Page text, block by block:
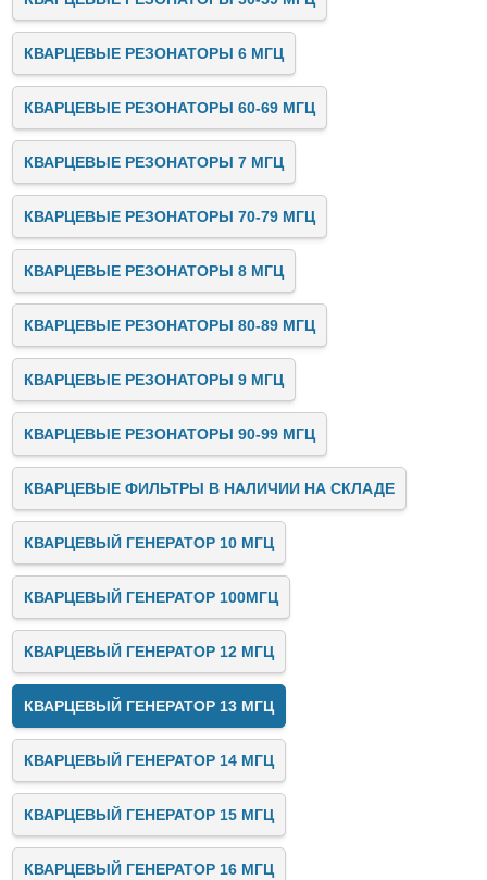
КВАРЦЕВЫЕ РЕЗОНАТОРЫ 6 МГЦ
КВАРЦЕВЫЕ РЕЗОНАТОРЫ 60-69 МГЦ
КВАРЦЕВЫЕ РЕЗОНАТОРЫ 7 МГЦ
КВАРЦЕВЫЕ РЕЗОНАТОРЫ 70-79 МГЦ
КВАРЦЕВЫЕ РЕЗОНАТОРЫ 8 МГЦ
КВАРЦЕВЫЕ РЕЗОНАТОРЫ 80-89 МГЦ
КВАРЦЕВЫЕ РЕЗОНАТОРЫ 9 МГЦ
КВАРЦЕВЫЕ РЕЗОНАТОРЫ 90-99 МГЦ
КВАРЦЕВЫЕ ФИЛЬТРЫ В НАЛИЧИИ НА СКЛАДЕ
КВАРЦЕВЫЙ ГЕНЕРАТОР 10 МГЦ
КВАРЦЕВЫЙ ГЕНЕРАТОР 100МГЦ
КВАРЦЕВЫЙ ГЕНЕРАТОР 12 МГЦ
КВАРЦЕВЫЙ ГЕНЕРАТОР 13 МГЦ
КВАРЦЕВЫЙ ГЕНЕРАТОР 14 МГЦ
КВАРЦЕВЫЙ ГЕНЕРАТОР 15 МГЦ
КВАРЦЕВЫЙ ГЕНЕРАТОР 16 МГЦ